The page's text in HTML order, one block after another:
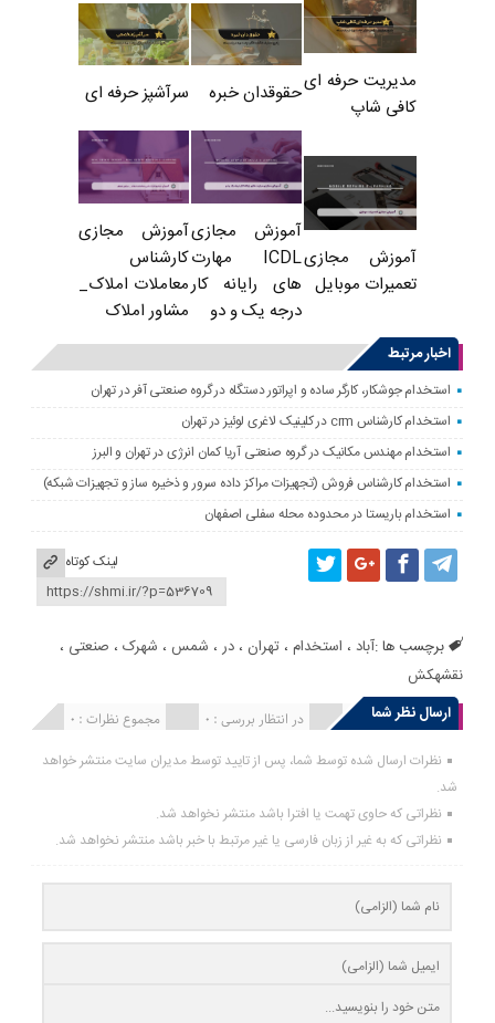
مدیریت حرفه ای
کافی شاپ
حقوقدان خبره سرآشپز حرفه ای
آموزش مجازی
تعمیرات موبایل
آموزش مجازی
ICDL مهارت
های رایانه کار
درجه یک و دو
آموزش مجازی
کارشناس
معاملات املاک_
مشاور املاک
اخبار مرتبط
استخدام جوشکار، کارگر ساده و اپراتور دستگاه در گروه صنعتی آفر در تهران
استخدام کارشناس crm در کلینیک لاغری لوئیز در تهران
استخدام مهندس مکانیک در گروه صنعتی آریا کمان انرژی در تهران و البرز
استخدام کارشناس فروش (تجهیزات مراکز داده سرور و ذخیره ساز و تجهیزات شبکه)
استخدام باریستا در محدوده محله سفلی اصفهان
لینک کوتاه
برچسب ها :آباد ، استخدام ،تهران ،در ، شمس ، شهرک ، صنعتی ،
نقشهکش
ارسال نظر شما
مجموع نظرات : 0 در انتظار بررسی : 0 انتشار یافته : 0
نظرات ارسال شده توسط شما، پس از تایید توسط مدیران سایت منتشر خواهد
شد.
نظراتی که حاوی تهمت یا افترا باشد منتشر نخواهد شد.
نظراتی که به غیر از زبان فارسی یا غیر مرتبط با خبر باشد منتشر نخواهد شد.